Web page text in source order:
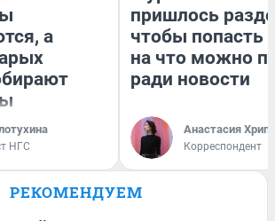
а
НГС
пришлось
чтобы попасть
на что можно
ради новости
Анастасия
Корреспондент
РЕКОМЕНДУЕМ